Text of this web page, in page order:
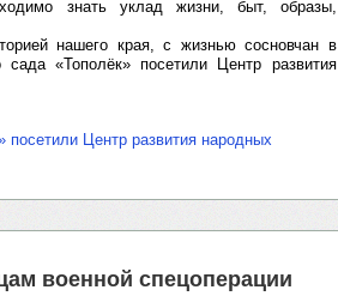
знать уклад жизни, быт, образы,
нашего края, с жизнью сосновчан в
«Тополёк» посетили Центр развития
посетили Центр развития народных
военной спецоперации